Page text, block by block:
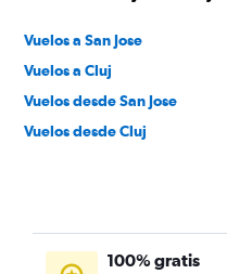
Vuelos a San Jose
Vuelos a Cluj
Vuelos desde San Jose
Vuelos desde Cluj
100% gratis